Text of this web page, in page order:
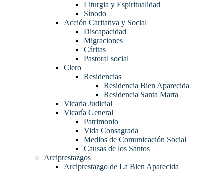
Liturgia y Espiritualidad
Sínodo
Acción Caritativa y Social
Discapacidad
Migraciones
Cáritas
Pastoral social
Clero
Residencias
Residencia Bien Aparecida
Residencia Santa Marta
Vicaria Judicial
Vicaría General
Patrimonio
Vida Consagrada
Medios de Comunicación Social
Causas de los Santos
Arciprestazgos
Arciprestazgo de La Bien Aparecida